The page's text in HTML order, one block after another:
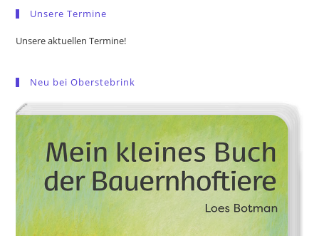
Unsere Termine
Unsere aktuellen Termine!
Neu bei Oberstebrink